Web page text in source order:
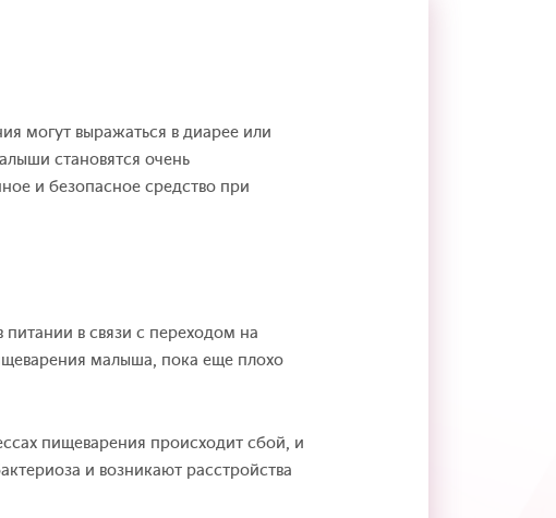
могут выражаться в диарее или
становятся очень
и безопасное средство при
в связи с переходом на
малыша, пока еще плохо
пищеварения происходит сбой, и
и возникают расстройства